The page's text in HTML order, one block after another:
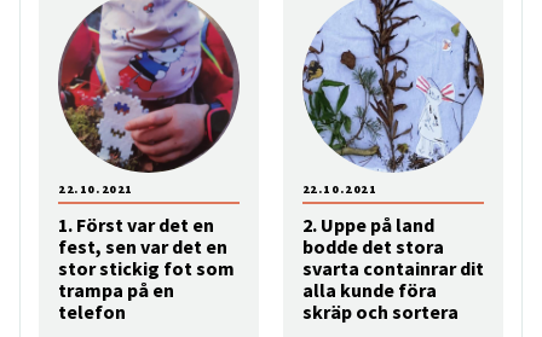
1. Först var det en
fest, sen var det en
stor stickig fot som
trampa på en
telefon
22.10.2021
2. Uppe på land
bodde det stora
svarta containrar dit
alla kunde föra
skräp och sortera
22.10.2021